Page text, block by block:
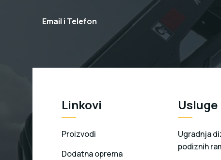
Email i Telefon
Linkovi
Proizvodi
Dodatna oprema
Usluge
Ugradnja
podiznih